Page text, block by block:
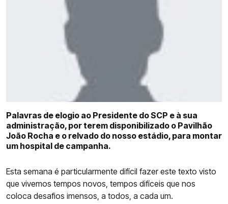
HISTÓRIAS DO LEÃO
CURIOSIDADES
Palavras de elogio ao Presidente do SCP e à sua
administração, por terem disponibilizado o Pavilhão
João Rocha e o relvado do nosso estádio, para montar
um hospital de campanha.
Esta semana é particularmente difícil fazer este texto visto
que vivemos tempos novos, tempos difíceis que nos
coloca desafios imensos, a todos, a cada um.